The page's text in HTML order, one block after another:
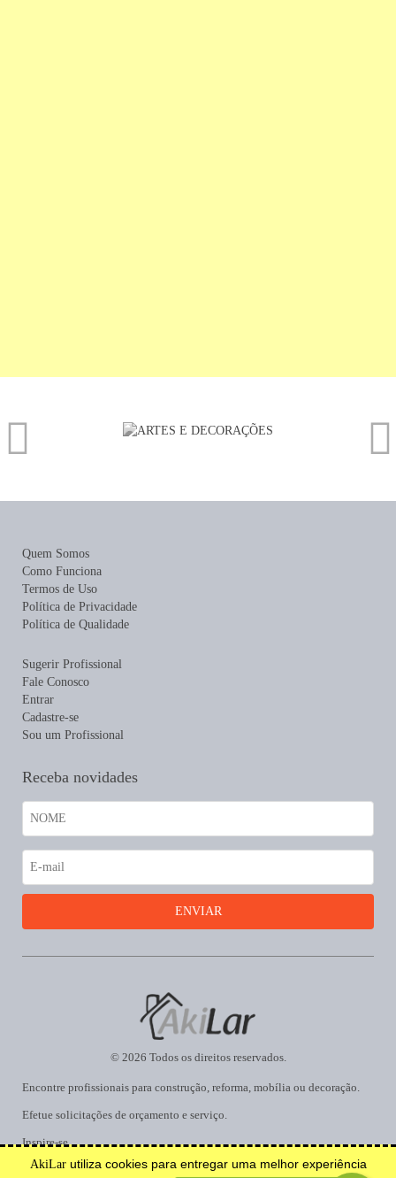
Quem Somos
Como Funciona
Termos de Uso
Política de Privacidade
Política de Qualidade
Sugerir Profissional
Fale Conosco
Entrar
Cadastre-se
Sou um Profissional
Receba novidades
Encontre profissionais para construção, reforma, mobília ou decoração.
Efetue solicitações de orçamento e serviço.
Inspire-se.
© 2026 Todos os direitos reservados.
AkiLarutiliza cookies para entregar uma melhor experiência